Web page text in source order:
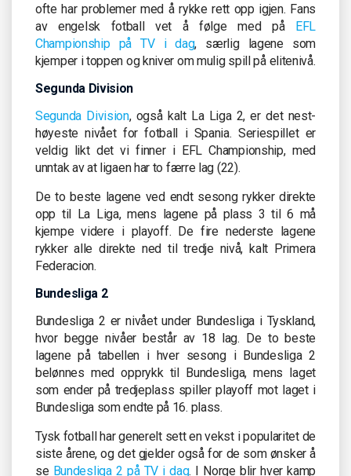
ofte har problemer med å rykke rett opp igjen. Fans
av engelsk fotball vet å følge med på EFL
Championship på TV i dag, særlig lagene som
kjemper i toppen og kniver om mulig spill på elitenivå.
Segunda Division
Segunda Division, også kalt La Liga 2, er det nest-
høyeste nivået for fotball i Spania. Seriespillet er
veldig likt det vi finner i EFL Championship, med
unntak av at ligaen har to færre lag (22).
De to beste lagene ved endt sesong rykker direkte
opp til La Liga, mens lagene på plass 3 til 6 må
kjempe videre i playoff. De fire nederste lagene
rykker alle direkte ned til tredje nivå, kalt Primera
Federacion.
Bundesliga 2
Bundesliga 2 er nivået under Bundesliga i Tyskland,
hvor begge nivåer består av 18 lag. De to beste
lagene på tabellen i hver sesong i Bundesliga 2
belønnes med opprykk til Bundesliga, mens laget
som ender på tredjeplass spiller playoff mot laget i
Bundesliga som endte på 16. plass.
Tysk fotball har generelt sett en vekst i popularitet de
siste årene, og det gjelder også for de som ønsker å
se Bundesliga 2 på TV i dag. I Norge blir hver kamp